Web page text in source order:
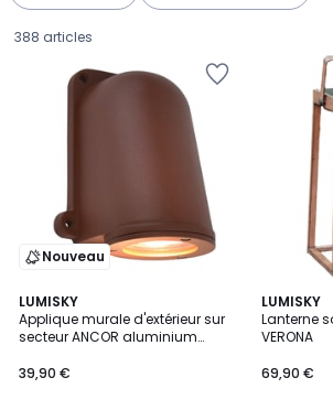
388 articles
Nouveau
LUMISKY
Applique murale d'extérieur sur
secteur ANCOR aluminium
€.
39,90 €
LUMISKY
Lanterne
VERONA
69,90 €